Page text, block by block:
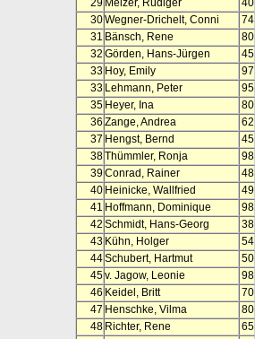
29 Melzer, Rüdiger 40
30Wegner-Drichelt, Conni 74
31 Bänsch, Rene 80
32 Görden, Hans-Jürgen 45
33 Hoy, Emily 97
33 Lehmann, Peter 95
35 Heyer, Ina 80
36 Zange, Andrea 62
37 Hengst, Bernd 45
38Thümmler, Ronja 98
39Conrad, Rainer 48
40 Heinicke, Wallfried 49
41 Hoffmann, Dominique 98
42 Schmidt, Hans-Georg 38
43 Kühn, Holger 54
44Schubert, Hartmut 50
45v. Jagow, Leonie 98
46 Keidel, Britt 70
47 Henschke, Vilma 80
48 Richter, Rene 65